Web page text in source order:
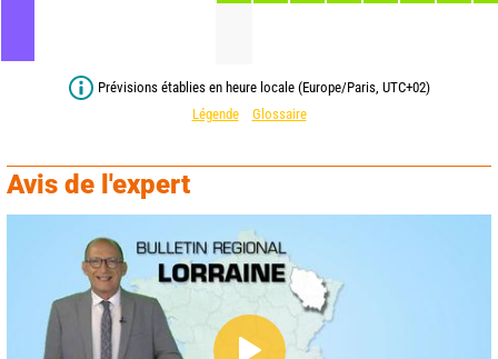
Prévisions établies en heure locale (Europe/Paris, UTC+02)
Légende
Glossaire
Avis de l'expert